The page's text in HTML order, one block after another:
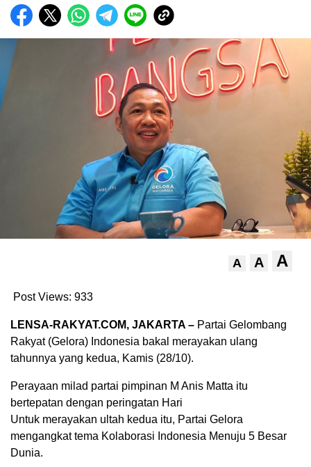
A A A
Post Views: 933
LENSA-RAKYAT.COM, JAKARTA – Partai Gelombang
Rakyat (Gelora) Indonesia bakal merayakan ulang
tahunnya yang kedua, Kamis (28/10).
Perayaan milad partai pimpinan M Anis Matta itu
bertepatan dengan peringatan Hari
Untuk merayakan ultah kedua itu, Partai Gelora
mengangkat tema Kolaborasi Indonesia Menuju 5 Besar
Dunia.